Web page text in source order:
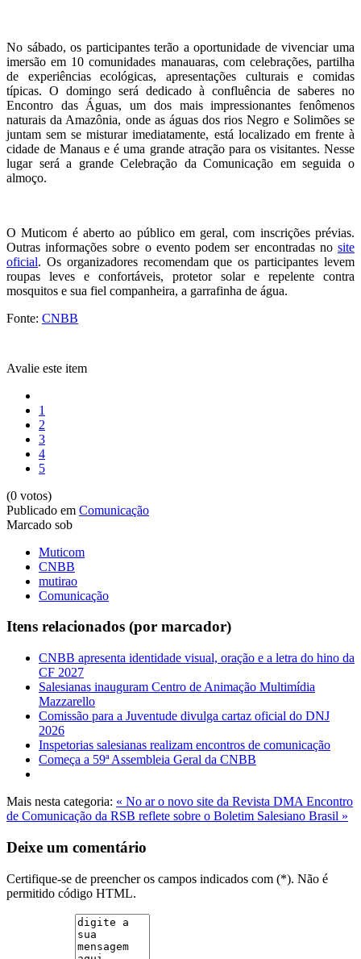
No sábado, os participantes terão a oportunidade de vivenciar uma
imersão em 10 comunidades manauaras, com celebrações, partilha
de experiências ecológicas, apresentações culturais e comidas
típicas. O domingo será dedicado à confluência de saberes no
Encontro das Águas, um dos mais impressionantes fenômenos
naturais da Amazônia, onde as águas dos rios Negro e Solimões se
juntam sem se misturar imediatamente, está localizado em frente à
cidade de Manaus e é uma grande atração para os visitantes. Nesse
lugar será a grande Celebração da Comunicação em seguida o
almoço.
O Muticom é aberto ao público em geral, com inscrições prévias.
Outras informações sobre o evento podem ser encontradas no site
oficial. Os organizadores recomendam que os participantes levem
roupas leves e confortáveis, protetor solar e repelente contra
mosquitos e sua fiel companheira, a garrafinha de água.
Fonte: CNBB
Avalie este item
1
2
3
4
5
(0 votos)
Publicado em Comunicação
Marcado sob
Muticom
CNBB
mutirao
Comunicação
Itens relacionados (por marcador)
CNBB apresenta identidade visual, oração e a letra do hino da
CF 2027
Salesianas inauguram Centro de Animação Multimídia
Mazzarello
Comissão para a Juventude divulga cartaz oficial do DNJ
2026
Inspetorias salesianas realizam encontros de comunicação
Começa a 59ª Assembleia Geral da CNBB
Mais nesta categoria: « No ar o novo site da Revista DMA Encontro
de Comunicação da RSB reflete sobre o Boletim Salesiano Brasil »
Deixe um comentário
Certifique-se de preencher os campos indicados com (*). Não é
permitido código HTML.